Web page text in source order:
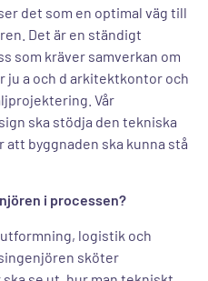
det som en optimal väg till
Det är en ständigt
som kräver samverkan om
ju a och d arkitektkontor och
Vår
ska stödja den tekniska
byggnaden ska kunna stå
i processen?
logistik och
sköter